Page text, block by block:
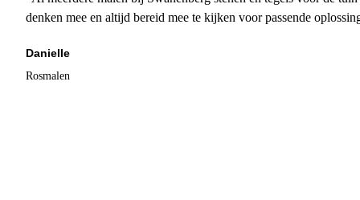
denken mee en altijd bereid mee te kijken voor passende
Danielle
Rosmalen